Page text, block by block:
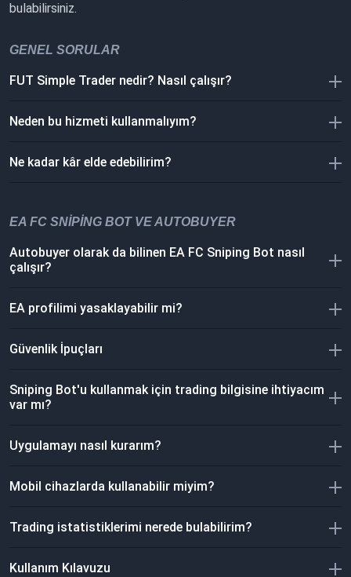
bulabilirsiniz.
GENEL SORULAR
FUT Simple Trader nedir? Nasıl çalışır?
Neden bu hizmeti kullanmalıyım?
Ne kadar kâr elde edebilirim?
EA FC SNIPING BOT VE AUTOBUYER
Autobuyer olarak da bilinen EA FC Sniping Bot nasıl
çalışır?
EA profilimi yasaklayabilir mi?
Güvenlik İpuçları
Sniping Bot'u kullanmak için trading bilgisine ihtiyacım
var mı?
Uygulamayı nasıl kurarım?
Mobil cihazlarda kullanabilir miyim?
Trading istatistiklerimi nerede bulabilirim?
Kullanım Kılavuzu